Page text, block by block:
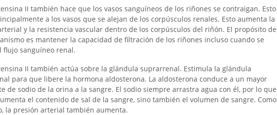
II también hace que los vasos sanguíneos de los riñones se contraigan. Esto
a los vasos que se alejan de los corpúsculos renales. Esto aumenta la
y la resistencia vascular dentro de los corpúsculos del riñón. El propósito de
es mantener la capacidad de filtración de los riñones incluso cuando se
flujo sanguíneo renal.
II también actúa sobre la glándula suprarrenal. Estimula la glándula
para que libere la hormona aldosterona. La aldosterona conduce a un mayor
de sodio de la orina a la sangre. El sodio siempre arrastra agua con él, por lo que
el contenido de sal de la sangre, sino también el volumen de sangre. Como
la presión arterial también aumenta.